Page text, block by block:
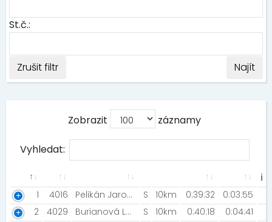
St.č.:
Zrušit filtr Najít
Zobrazit záznamy
Vyhledat:
ℹ
1
4016 Pelikán Jaroslav Pelikánová Michaela S 10km 0:39:32
0:03:55
2
4029 Burianová Lenka Burian Miroslav [NIGHT RUN TEAM] S 10km 0:40:18
0:04:41